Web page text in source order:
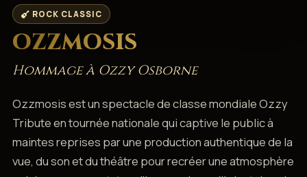
ROCK CLASSIC
OZZMOSIS
Hommage à Ozzy Osborne
Ozzmosis est un spectacle de classe mondiale Ozzy
Tribute en tournée nationale qui captive le public à
maintes reprises par une production authentique de la
vue, du son et du théâtre pour recréer une atmosphère